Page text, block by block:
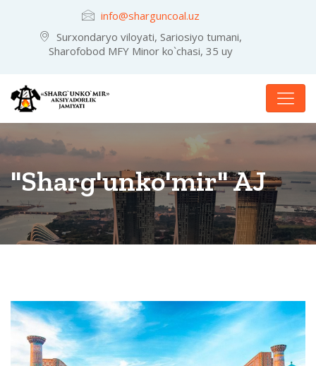
info@sharguncoal.uz
Surxondaryo viloyati, Sariosiyo tumani,
Sharofobod MFY Minor ko`chasi, 35 uy
"Sharg'unko'mir" AJ